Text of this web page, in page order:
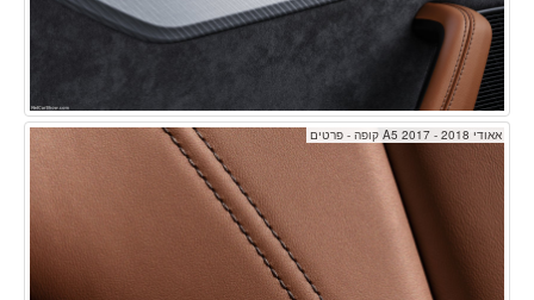
אאודי A5 2017 - 2018 קופה - פרטים